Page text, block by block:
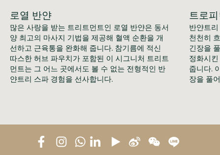
로열 반얀
많은 사랑을 받는 트리트먼트인 로열 반얀은 동서
양 최고의 마사지 기법을 제공해 혈액 순환을 개
선하고 근육통을 완화해 줍니다. 참기름에 적신
따스한 허브 파우치가 포함된 이 시그니처 트리트
먼트는 그 어느 곳에서도 볼 수 없는 전형적인 반
얀트리 스파 경험을 선사합니다.
트로
반얀트
천천히
긴장을
정화시
줍니다.
장을 풀